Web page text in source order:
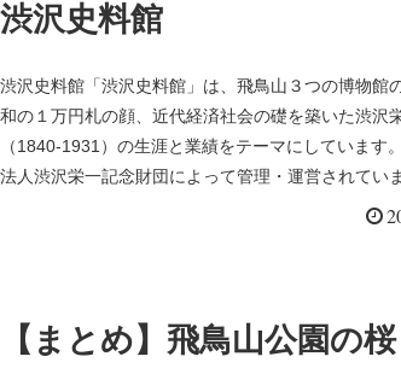
渋沢史料館
渋沢史料館「渋沢史料館」は、飛鳥山３つの博物館
和の１万円札の顔、近代経済社会の礎を築いた渋沢
（1840-1931）の生涯と業績をテーマにしています
法人渋沢栄一記念財団によって管理・運営されてい
【まとめ】飛鳥山公園の桜